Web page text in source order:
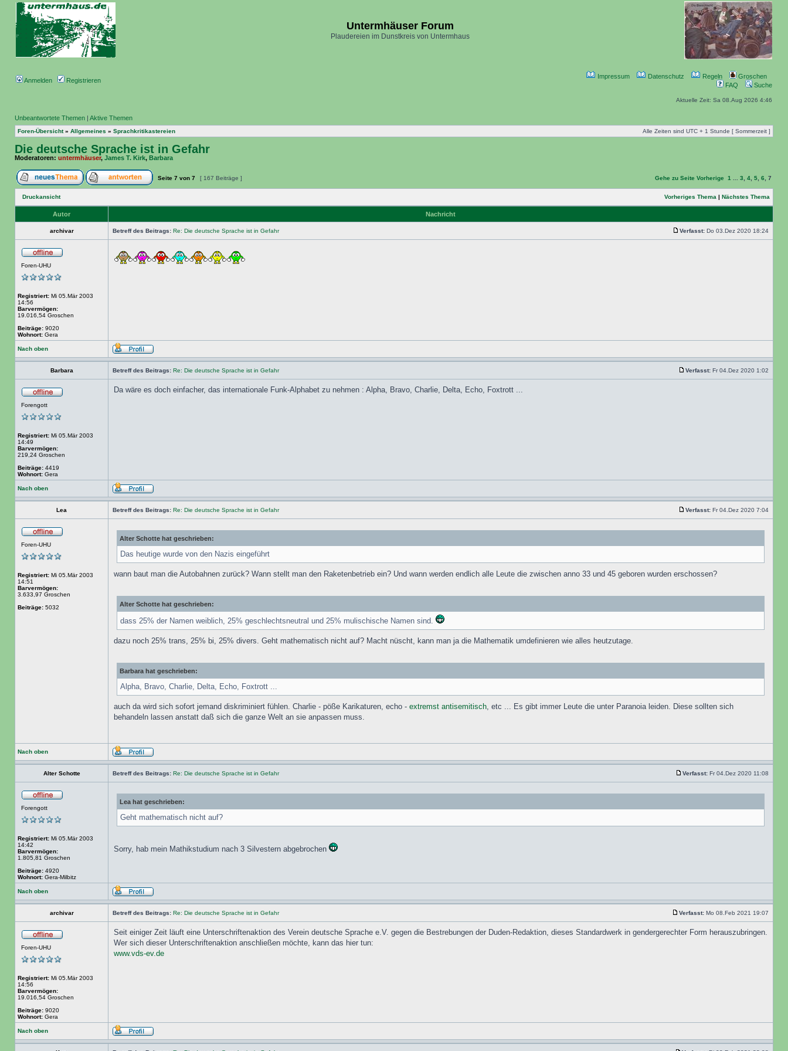
Untermhäuser Forum
Plaudereien im Dunstkreis von Untermhaus
Anmelden Registrieren
Impressum Datenschutz Regeln
Groschen
FAQ
Suche
Aktuelle Zeit: Sa 08.Aug 2026 4:46
Unbeantwortete Themen | Aktive Themen
Foren-Übersicht» Allgemeines » Sprachkritikastereien Alle Zeiten sind UTC + 1 Stunde [ Sommerzeit ]
Die deutsche Sprache ist in Gefahr
Moderatoren: untermhäuser, James T. Kirk, Barbara
Seite 7 von 7 [ 167 Beiträge ] Gehe zu Seite Vorherige 1 3 4 5 6 7
Druckansicht Vorheriges Thema | Nächstes Thema
Autor Nachricht
archivar Betreff des Beitrags: Re: Die deutsche Sprache ist in Gefahr Verfasst: Do 03.Dez 2020 18:24
Foren-UHU
Registriert: Mi 05.Mär 2003
14:56
Barvermögen:
19.016,54 Groschen
Beiträge: 9020
Wohnort: Gera
Nach oben
Barbara Betreff des Beitrags: Re: Die deutsche Sprache ist in Gefahr Verfasst: Fr 04.Dez 2020 1:02
Forengott
Registriert: Mi 05.Mär 2003
14:49
Barvermögen:
219,24 Groschen
Beiträge: 4419
Wohnort: Gera
Da wäre es doch einfacher, das internationale Funk-Alphabet zu nehmen : Alpha, Bravo, Charlie, Delta, Echo, Foxtrott ...
Nach oben
Lea Betreff des Beitrags: Re: Die deutsche Sprache ist in Gefahr Verfasst: Fr 04.Dez 2020 7:04
Foren-UHU
Registriert: Mi 05.Mär 2003
14:51
Barvermögen:
3.633,97 Groschen
Beiträge: 5032
Alter Schotte hat geschrieben:
Das heutige wurde von den Nazis eingeführt
wann baut man die Autobahnen zurück? Wann stellt man den Raketenbetrieb ein? Und wann werden endlich alle Leute die zwischen anno 33 und 45 geboren wurden erschossen?
Alter Schotte hat geschrieben:
dass 25% der Namen weiblich, 25% geschlechtsneutral und 25% mulischische Namen sind.
dazu noch 25% trans, 25% bi, 25% divers. Geht mathematisch nicht auf? Macht nüscht, kann man ja die Mathematik umdefinieren wie alles heutzutage.
Barbara hat geschrieben:
Alpha, Bravo, Charlie, Delta, Echo, Foxtrott ...
auch da wird sich sofort jemand diskriminiert fühlen. Charlie - pöße Karikaturen, echo - extremst antisemitisch, etc ... Es gibt immer Leute die unter Paranoia leiden. Diese sollten sich
behandeln lassen anstatt daß sich die ganze Welt an sie anpassen muss.
Nach oben
Alter Schotte Betreff des Beitrags: Re: Die deutsche Sprache ist in Gefahr Verfasst: Fr 04.Dez 2020 11:08
Forengott
Registriert: Mi 05.Mär 2003
14:42
Barvermögen:
1.805,81 Groschen
Beiträge: 4920
Wohnort: Gera-Milbitz
Lea hat geschrieben:
Geht mathematisch nicht auf?
Sorry, hab mein Mathikstudium nach 3 Silvestern abgebrochen
Nach oben
archivar Betreff des Beitrags: Re: Die deutsche Sprache ist in Gefahr Verfasst: Mo 08.Feb 2021 19:07
Foren-UHU
Registriert: Mi 05.Mär 2003
14:56
Barvermögen:
19.016,54 Groschen
Beiträge: 9020
Wohnort: Gera
Seit einiger Zeit läuft eine Unterschriftenaktion des Verein deutsche Sprache e.V. gegen die Bestrebungen der Duden-Redaktion, dieses Standardwerk in gendergerechter Form herauszubringen.
Wer sich dieser Unterschriftenaktion anschließen möchte, kann das hier tun:
www.vds-ev.de
Nach oben